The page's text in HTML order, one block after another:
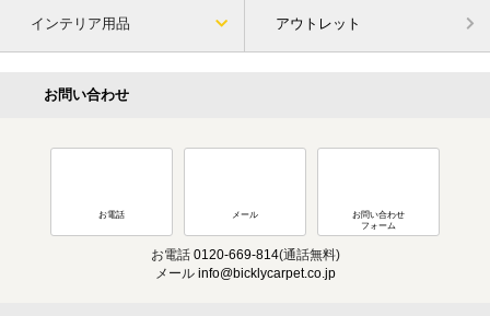
インテリア用品 アウトレット
お問い合わせ
お電話 メール
お問い合わせ
フォーム
お電話 0120-669-814(通話無料)
メール info@bicklycarpet.co.jp